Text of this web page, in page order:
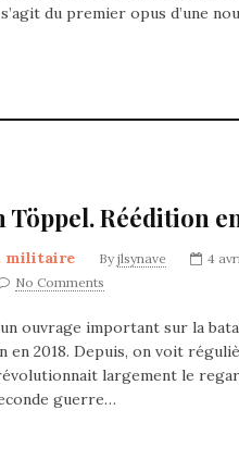
du premier opus d’une
Töppel. Réédition
militaire By jlsynave 4
No Comments
ouvrage important sur la
2018. Depuis, on voit
largement le
guerre…